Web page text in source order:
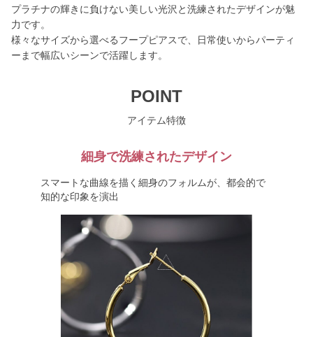
プラチナの輝きに負けない美しい光沢と洗練されたデザインが魅
力です。
様々なサイズから選べるフープピアスで、日常使いからパーティ
ーまで幅広いシーンで活躍します。
POINT
アイテム特徴
細身で洗練されたデザイン
スマートな曲線を描く細身のフォルムが、都会的で
知的な印象を演出